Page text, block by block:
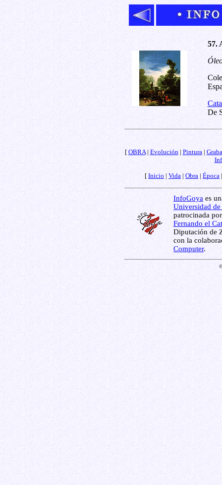
57.
De
[ OBRA| Evolución| Pintura|
[ Inicio | Vida | Obra | Época
InfoGoya es
Universidad de
patrocinada
Fernando el
Diputación de
con la
Computer.